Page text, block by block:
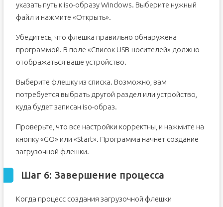
указать путь к iso-образу Windows. Выберите нужный
файл и нажмите «Открыть».
Убедитесь, что флешка правильно обнаружена
программой. В поле «Список USB-носителей» должно
отображаться ваше устройство.
Выберите флешку из списка. Возможно, вам
потребуется выбрать другой раздел или устройство,
куда будет записан iso-образ.
Проверьте, что все настройки корректны, и нажмите на
кнопку «GO» или «Start». Программа начнет создание
загрузочной флешки.
Шаг 6: Завершение процесса
Когда процесс создания загрузочной флешки